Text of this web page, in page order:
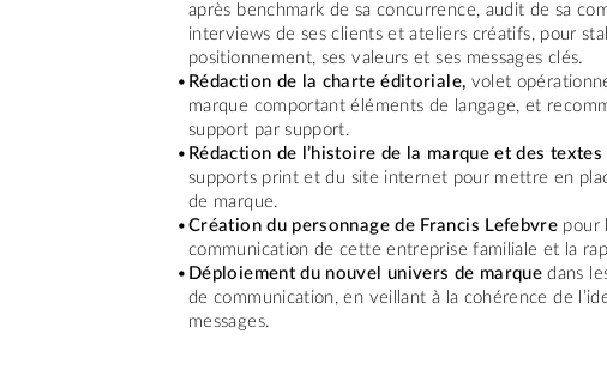
après benchmark de sa concurrence, audit de sa
interviews de ses clients et ateliers créatifs, pour
positionnement, ses valeurs et ses messages clés.
Rédaction de la charte éditoriale, volet
marque comportant éléments de langage, et
support par support.
Rédaction de l’histoire de la marque et des
supports print et du site internet pour mettre en
de marque.
Création du personnage de Francis Lefebvre pour
communication de cette entreprise familiale et la
Déploiement du nouvel univers de marque dans
de communication, en veillant à la cohérence de
messages.